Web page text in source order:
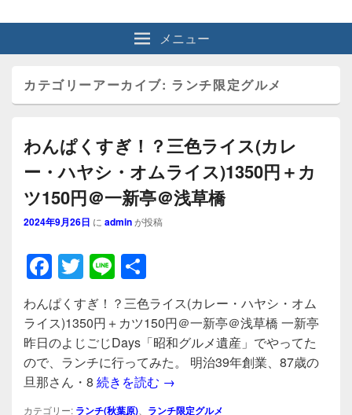
メニュー
カテゴリーアーカイブ: ランチ限定グルメ
わんぱくすぎ！？三色ライス(カレ
ー・ハヤシ・オムライス)1350円＋カ
ツ150円＠一新亭＠浅草橋
2024年9月26日 に adminが投稿
F
a
c
e
b
o
T
wi
tt
er
Li
n
e
有
わんぱくすぎ！？三色ライス(カレー・ハヤシ・オム
ライス)1350円＋カツ150円＠一新亭＠浅草橋 一新亭
昨日のよじごじDays「昭和グルメ遺産」でやってた
ので、ランチに行ってみた。 明治39年創業、87歳の
旦那さん・8 続きを読む わんぱくすぎ！？三色ライス(カ
→
カテゴリー: ランチ(秋葉原) ランチ限定グルメ